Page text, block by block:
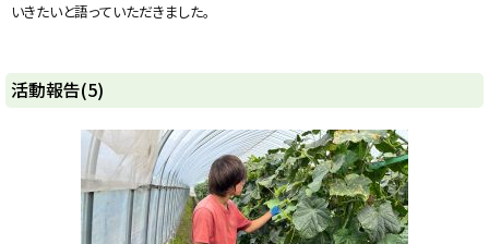
いきたいと語っていただきました。
ト
ッ
活動報告(5)